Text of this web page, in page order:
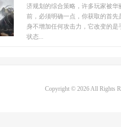
济规划的综合策略，许多玩家被
前，必须明确一点，你获取的首
身不增加任何攻击力，它改变的
状态...
Copyright © 2026 All Rights